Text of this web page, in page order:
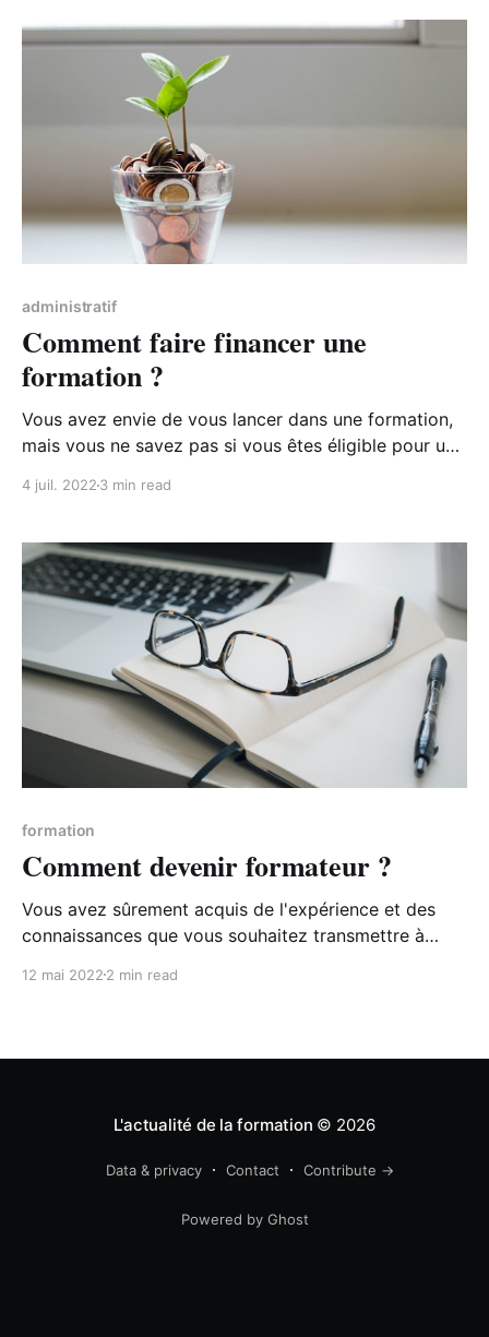
administratif
Comment faire financer une
formation ?
Vous avez envie de vous lancer dans une formation,
mais vous ne savez pas si vous êtes éligible pour une
financer votre formation.
4 juil. 2022 3 min read
formation
Comment devenir formateur ?
Vous avez sûrement acquis de l'expérience et des
connaissances que vous souhaitez transmettre à
devenir formateur indépendant. Mais attention, il
professionnelles. Déclarer son activité de formateur
12 mai 2022 2 min read
L'actualité de la formation © 2026
Data & privacy Contact Contribute →
Powered by Ghost